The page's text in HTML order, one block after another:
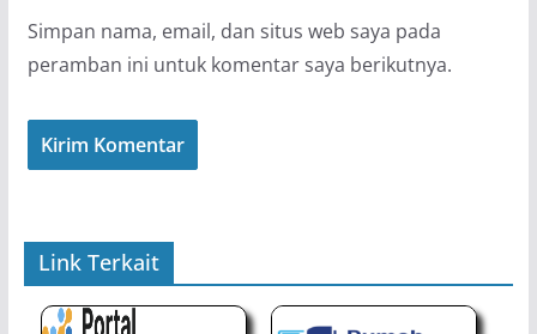
Simpan nama, email, dan situs web saya pada
peramban ini untuk komentar saya berikutnya.
Link Terkait